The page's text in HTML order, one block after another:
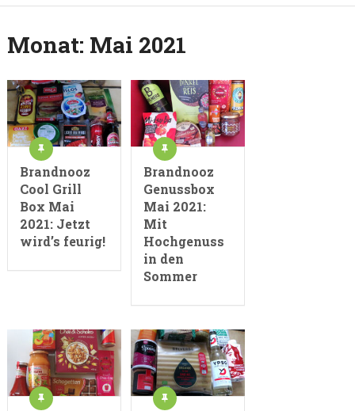
Monat: Mai 2021
Brandnooz
Cool Grill
Box Mai
2021: Jetzt
wird’s feurig!
Brandnooz
Genussbox
Mai 2021:
Mit
Hochgenuss
in den
Sommer